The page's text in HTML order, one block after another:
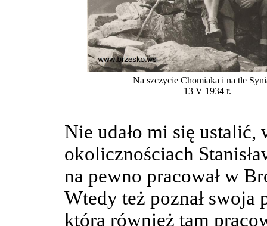
Na szczycie Chomiaka i na tle
13 V 1934 r.
Nie udało mi się
okolicznościach
na pewno pracował w
Wtedy też poznał
która również tam